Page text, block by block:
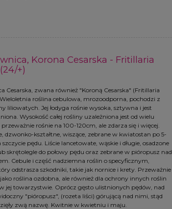
Korona Cesarska - Fritillaria
+)
Cesarska, zwana również "Koroną Cesarska" (Fritillaria
roślina cebulowa, mrozoodporna, pochodzi z
liliowatych. Jej łodyga rośnie wysoka, sztywna i jest
Wysokość całej rośliny uzależniona jest od wielu
rośnie na 100-120cm, ale zdarza się i więcej.
dzwonko-kształtne, wiszące, zebrane w kwiatostan po 5-
pędu. Liście lancetowate, wąskie i długie, osadzone
skrętolegle do połowy pędu oraz zebrane w pióropusz nad
Cebule i część nadziemna roślin o specyficznym,
odstrasza szkodniki, takie jak nornice i krety. Przeważnie
roślina ozdobna, ale również dla ochrony innych roślin
jej towarzystwie. Oprócz gęsto ulistnionych pędów, nad
"pióropusz", (rozeta liści) górującą nad nimi, stąd
zwą nazwę. Kwitnie w kwietniu i maju.